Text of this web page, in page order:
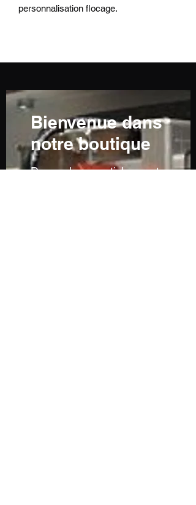
personnalisation flocage.
Bienvenue dans
notre boutique
De nombreux articles sont